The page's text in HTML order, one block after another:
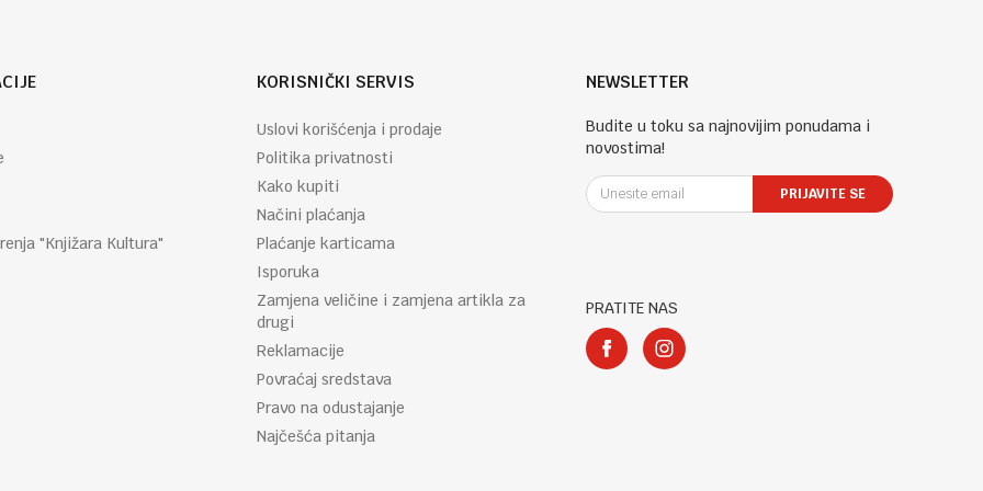
"Knjižara Kultura"
KORISNIČKI SERVIS
Uslovi korišćenja i prodaje
Politika privatnosti
Kako kupiti
Načini plaćanja
Plaćanje karticama
Isporuka
Zamjena veličine i zamjena artikla za
drugi
Reklamacije
Povraćaj sredstava
Pravo na odustajanje
Najčešća pitanja
NEWSLETTER
Budite u toku sa najnovijim ponudama i
novostima!
PRIJAVITE SE
PRATITE NAS